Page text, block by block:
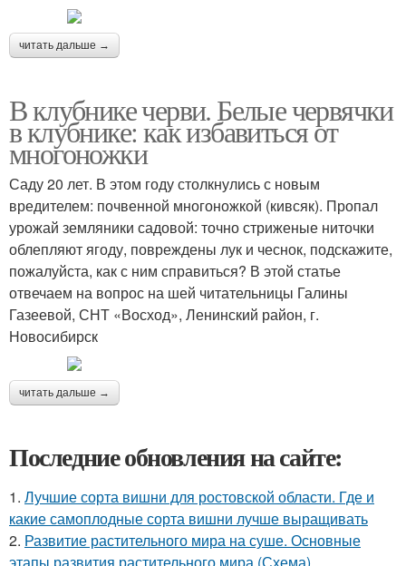
читать дальше →
В клубнике черви. Белые червячки
в клубнике: как избавиться от
многоножки
Саду 20 лет. В этом году столкнулись с новым
вредителем: почвенной многоножкой (кивсяк). Пропал
урожай земляники садовой: точно стриженые ниточки
облепляют ягоду, повреждены лук и чеснок, подскажите,
пожалуйста, как с ним справиться? В этой статье
отвечаем на вопрос на шей читательницы Галины
Газеевой, СНТ «Восход», Ленинский район, г.
Новосибирск
читать дальше →
Последние обновления на сайте:
1. Лучшие сорта вишни для ростовской области. Где и
какие самоплодные сорта вишни лучше выращивать
2. Развитие растительного мира на суше. Основные